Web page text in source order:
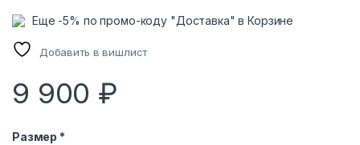
Еще -5% по промо-коду "Доставка" в Корзине
Добавить в вишлист
9 900 ₽
Размер *